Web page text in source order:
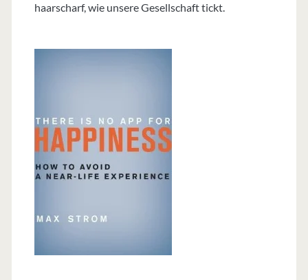
haarscharf, wie unsere Gesellschaft tickt.